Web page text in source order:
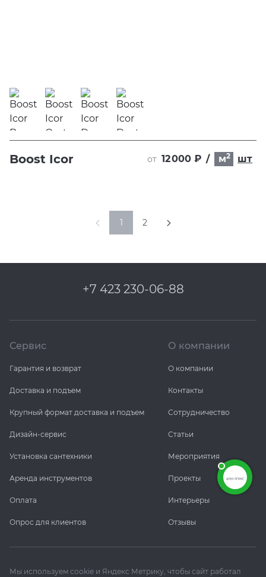
Boost Icor от 12 000 ₽ / м2 шт
1 2
+7 423 230-06-88
Сервис
Гарантия и возврат
Доставка и подъем
Крупный формат доставка и подъем
Дизайн-сервис
Установка сантехники
Аренда инструментов
Оплата
Опрос для клиентов
О компании
О компании
Контакты
Сотрудничество
Статьи
Мероприятия
Проекты
Интерьеры
Отзывы
Мы используем cookie и Яндекс Метрику, чтобы сайт работал